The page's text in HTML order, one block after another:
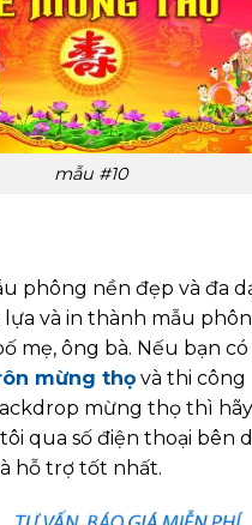
mẫu #10
phông nền đẹp và đa
lựa và in thành mẫu
mẹ, ông bà. Nếu bạn
mừng thọ và thi công
mừng thọ thì
qua số điện thoại bên
hỗ trợ tốt nhất.